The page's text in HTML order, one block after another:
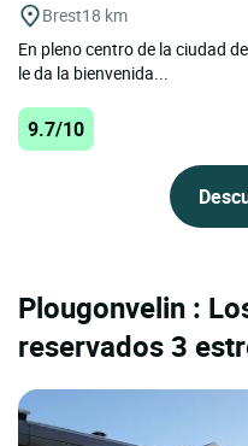
Brest18 km
En pleno centro de la ciudad
le da la bienvenida...
9.7/10
Plougonvelin :
reservados 3